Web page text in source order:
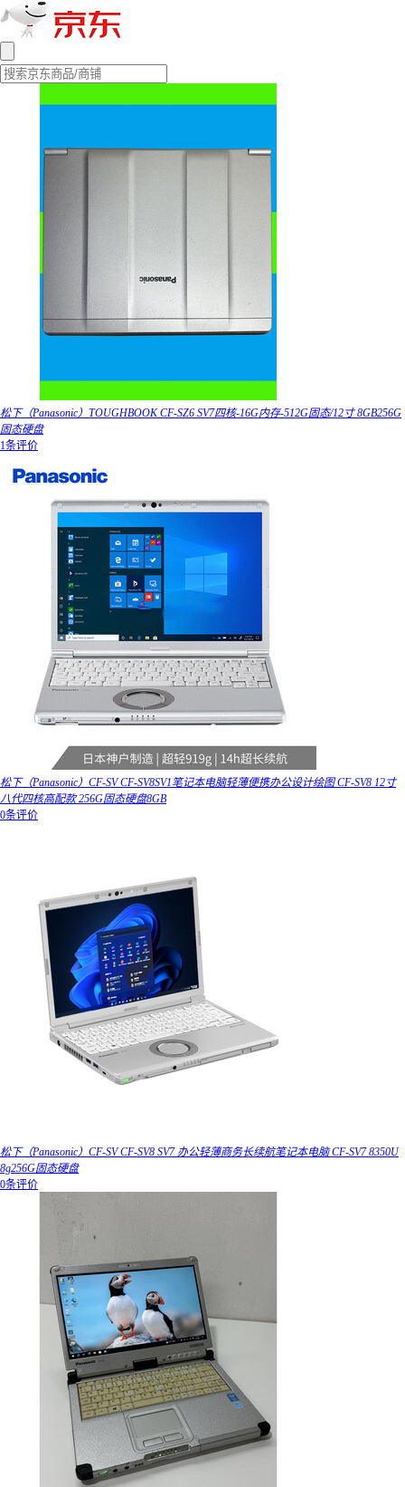
松下（Panasonic）TOUGHBOOK CF-SZ6 SV7四核-16G内存-512G固态/12寸 8GB256G
固态硬盘
1条评价
松下（Panasonic）CF-SV CF-SV8SV1笔记本电脑轻薄便携办公设计绘图 CF-SV8 12寸
八代四核高配款 256G固态硬盘8GB
0条评价
松下（Panasonic）CF-SV CF-SV8 SV7 办公轻薄商务长续航笔记本电脑 CF-SV7 8350U
8g256G固态硬盘
0条评价